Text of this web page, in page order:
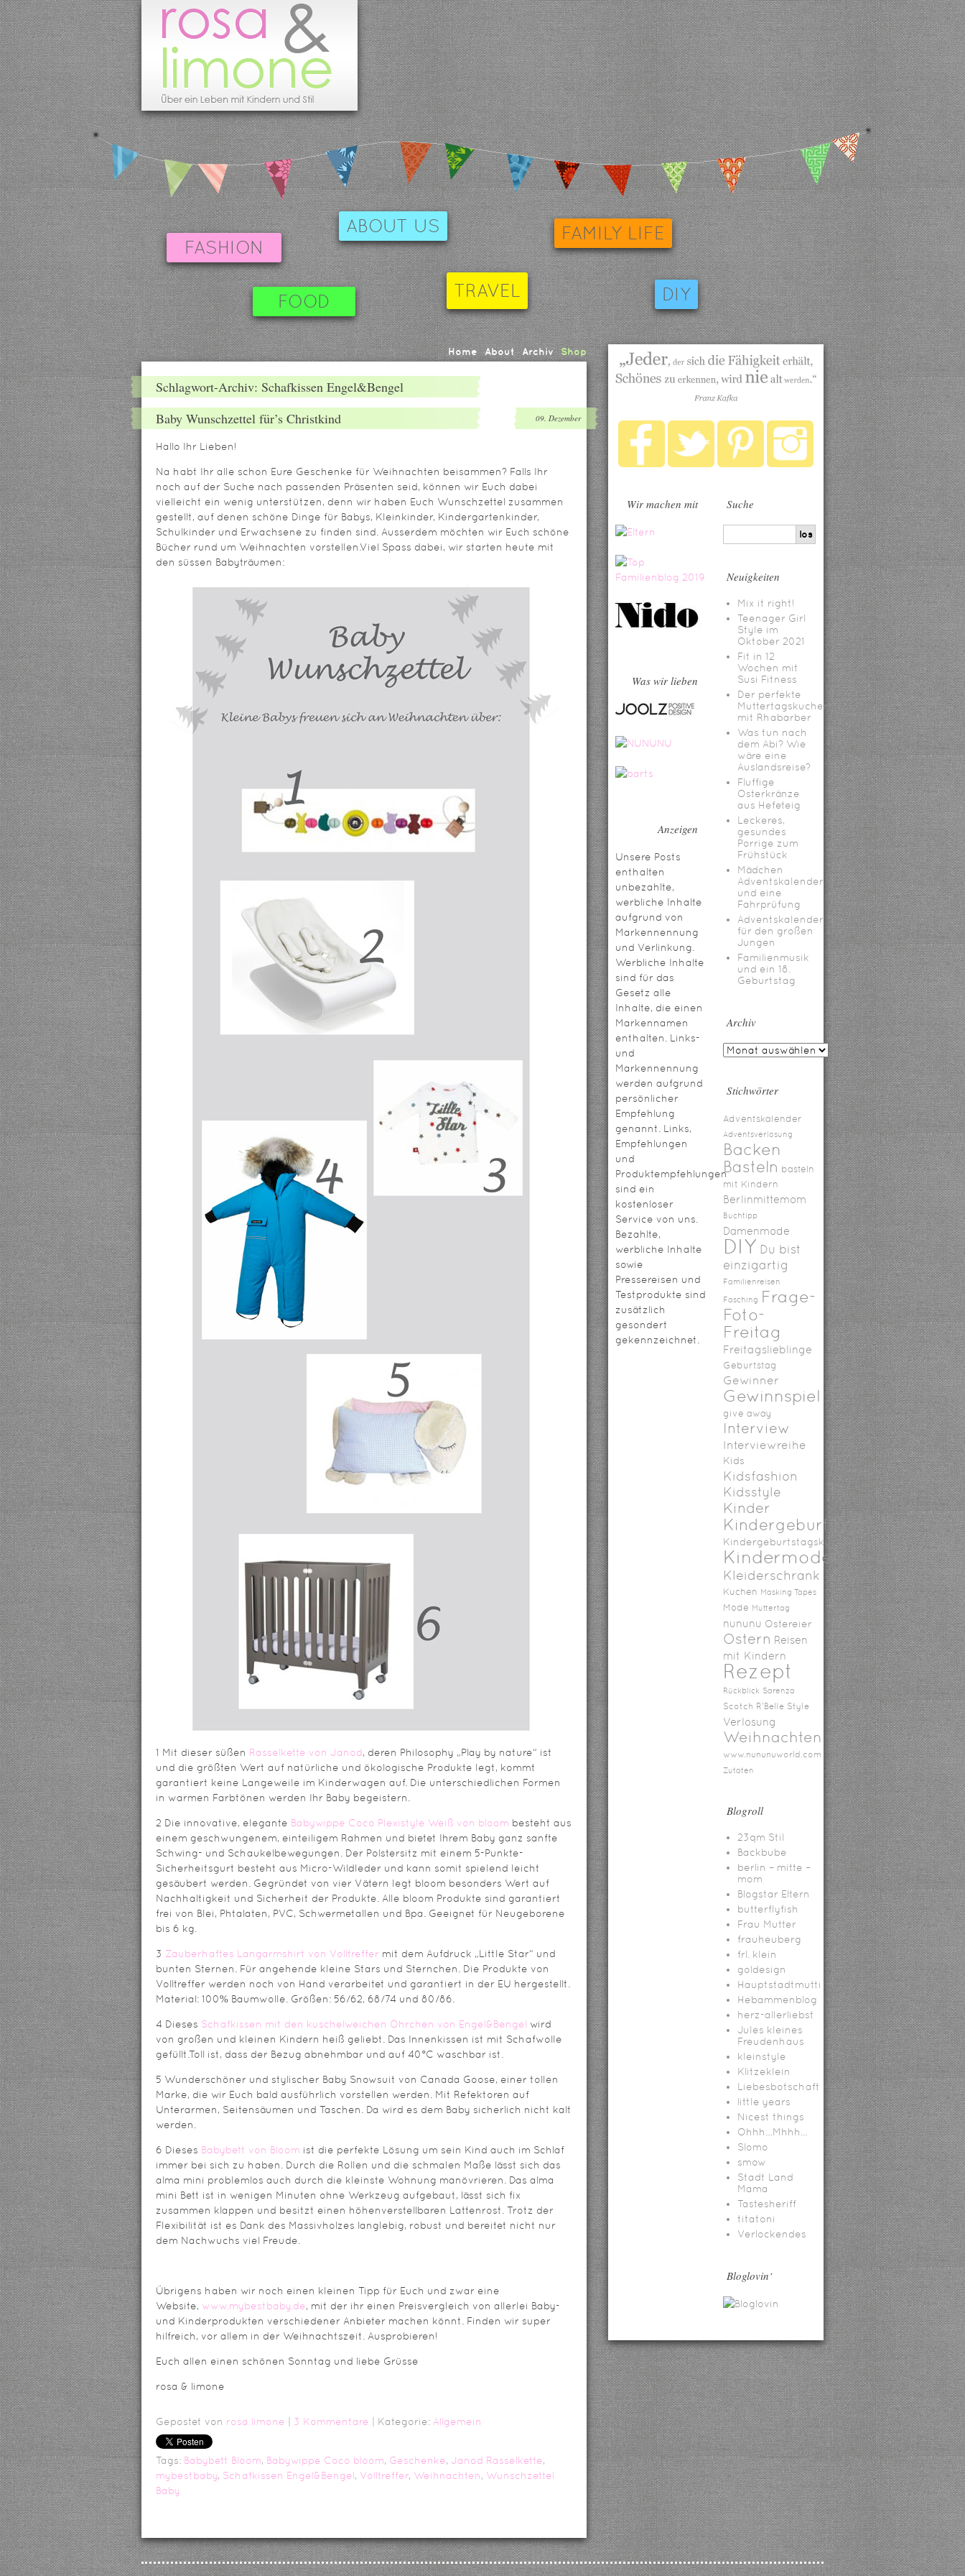
FASHION
FOOD
TRAVEL DIY
ABOUT US FAMILY LIFE
Home About Archiv Shop
Schlagwort-Archiv: Schafkissen Engel&Bengel
Baby Wunschzettel für’s Christkind
09. Dezember
Hallo Ihr Lieben!
Na habt Ihr alle schon Eure Geschenke für Weihnachten beisammen? Falls Ihr
noch auf der Suche nach passenden Präsenten seid, können wir Euch dabei
vielleicht ein wenig unterstützen, denn wir haben Euch Wunschzettel zusammen
gestellt, auf denen schöne Dinge für Babys, Kleinkinder, Kindergartenkinder,
Schulkinder und Erwachsene zu finden sind. Ausserdem möchten wir Euch schöne
Bücher rund um Weihnachten vorstellen.Viel Spass dabei, wir starten heute mit
den süssen Babyträumen:
1 Mit dieser süßen Rasselkette von Janod, deren Philosophy „Play by nature“ ist
und die größten Wert auf natürliche und ökologische Produkte legt, kommt
garantiert keine Langeweile im Kinderwagen auf. Die unterschiedlichen Formen
in warmen Farbtönen werden Ihr Baby begeistern.
2 Die innovative, elegante Babywippe Coco Plexistyle Weiß von bloom besteht aus
einem geschwungenem, einteiligem Rahmen und bietet Ihrem Baby ganz sanfte
Schwing- und Schaukelbewegungen. Der Polstersitz mit einem 5-Punkte-
Sicherheitsgurt besteht aus Micro-Wildleder und kann somit spielend leicht
gesäubert werden. Gegründet von vier Vätern legt bloom besonders Wert auf
Nachhaltigkeit und Sicherheit der Produkte. Alle bloom Produkte sind garantiert
frei von Blei, Phtalaten, PVC, Schwermetallen und Bpa. Geeignet für Neugeborene
bis 6 kg.
3 Zauberhaftes Langarmshirt von Volltreffer mit dem Aufdruck „Little Star“ und
bunten Sternen. Für angehende kleine Stars und Sternchen. Die Produkte von
Volltreffer werden noch von Hand verarbeitet und garantiert in der EU hergestellt.
Material: 100% Baumwolle. Größen: 56/62, 68/74 und 80/86.
4 Dieses Schafkissen mit den kuschelweichen Öhrchen von Engel&Bengel wird
von großen und kleinen Kindern heiß geliebt. Das Innenkissen ist mit Schafwolle
gefüllt.Toll ist, dass der Bezug abnehmbar und auf 40°C waschbar ist.
5 Wunderschöner und stylischer Baby Snowsuit von Canada Goose, einer tollen
Marke, die wir Euch bald ausführlich vorstellen werden. Mit Refektoren auf
Unterarmen, Seitensäumen und Taschen. Da wird es dem Baby sicherlich nicht kalt
werden.
6 Dieses Babybett von Bloom ist die perfekte Lösung um sein Kind auch im Schlaf
immer bei sich zu haben. Durch die Rollen und die schmalen Maße lässt sich das
alma mini problemlos auch durch die kleinste Wohnung manövrieren. Das alma
mini Bett ist in wenigen Minuten ohne Werkzeug aufgebaut, lässt sich fix
zusammen klappen und besitzt einen höhenverstellbaren Lattenrost. Trotz der
Flexibilität ist es Dank des Massivholzes langlebig, robust und bereitet nicht nur
dem Nachwuchs viel Freude.
Übrigens haben wir noch einen kleinen Tipp für Euch und zwar eine
Website, www.mybestbaby.de, mit der ihr einen Preisvergleich von allerlei Baby-
und Kinderprodukten verschiedener Anbieter machen könnt. Finden wir super
hilfreich, vor allem in der Weihnachtszeit. Ausprobieren!
Euch allen einen schönen Sonntag und liebe Grüsse
rosa & limone
Gepostet von rosa limone 3 Kommentare | Kategorie: Allgemein
Tags: Babybett Bloom, Babywippe Coco bloom, Geschenke, Janod Rasselkette,
mybestbaby, Schafkissen Engel&Bengel, Volltreffer, Weihnachten, Wunschzettel
Baby
Wir machen mit
Was wir lieben
Anzeigen
Unsere Posts
enthalten
unbezahlte,
werbliche Inhalte
aufgrund von
Markennennung
und Verlinkung.
Werbliche Inhalte
sind für das
Gesetz alle
Inhalte, die einen
Markennamen
enthalten. Links-
und
Markennennung
werden aufgrund
persönlicher
Empfehlung
genannt. Links,
Empfehlungen
und
Produktempfehlungen
sind ein
kostenloser
Service von uns.
Bezahlte,
werbliche Inhalte
sowie
Pressereisen und
Testprodukte sind
zusätzlich
gesondert
gekennzeichnet.
Suche
Neuigkeiten
Mix it right!
Teenager Girl
Style im
Oktober 2021
Fit in 12
Wochen mit
Susi Fitness
Der perfekte
Muttertagskuchen
mit Rhabarber
Was tun nach
dem Abi? Wie
wäre eine
Auslandsreise?
Fluffige
Osterkränze
aus Hefeteig
Leckeres,
gesundes
Porrige zum
Frühstück
Mädchen
Adventskalender
und eine
Fahrprüfung
Adventskalender
für den großen
Jungen
Familienmusik
und ein 18.
Geburtstag
Archiv
Stichwörter
Adventskalender
Adventsverlosung
Backen
Basteln basteln
mit Kindern
Berlinmittemom
Buchtipp
Damenmode
DIY Du bist
einzigartig
Familienreisen
Fasching Frage-
Foto-
Freitag
Freitagslieblinge
Geburtstag
Gewinner
Gewinnspiel
give away
Interview
Interviewreihe
Kids
Kidsfashion
Kidsstyle
Kinder
Kindergeburtstag
Kindergeburtstagskuchen
Kindermode
Kleiderschrank
Kuchen Masking Tapes
Mode Muttertag
nununu Ostereier
Ostern Reisen
mit Kindern
Rezept
Rückblick Sarenza
Scotch R'Belle Style
Verlosung
Weihnachten
www.nununuworld.com
Zutaten
Blogroll
23qm Stil
Backbube
berlin – mitte –
mom
Blogstar Eltern
butterflyfish
Frau Mutter
frauheuberg
frl. klein
goldesign
Hauptstadtmutti
Hebammenblog
herz-allerliebst
Jules kleines
Freudenhaus
kleinstyle
Klitzeklein
Liebesbotschaft
little years
Nicest things
Ohhh…Mhhh…
Slomo
smow
Stadt Land
Mama
Tastesheriff
titatoni
Verlockendes
Bloglovin‘